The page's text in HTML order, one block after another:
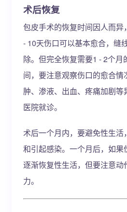
术后恢复
包皮手术的恢复时间因人而
- 10天伤口可以基本愈合，缝
除。但完全恢复需要1 - 2个月
间，要注意观察伤口的愈合情
肿、渗液、出血、疼痛加剧等
医院就诊。
术后一个月内，要避免性生
和引起感染。一个月后，如果
逐渐恢复性生活，但要注意动
力。